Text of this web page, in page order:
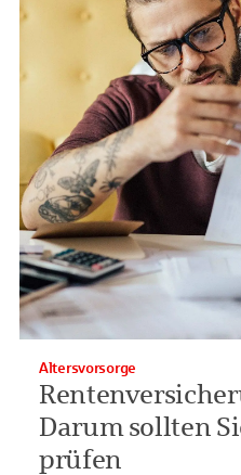
Darum sollten
prüfen
Altersvorsorge